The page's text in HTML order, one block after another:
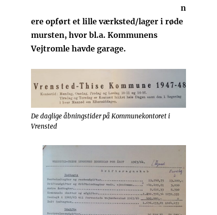
n
ere opført et lille værksted/lager i røde
mursten, hvor bl.a. Kommunens
Vejtromle havde garage.
De daglige åbningstider på Kommunekontoret i
Vrensted